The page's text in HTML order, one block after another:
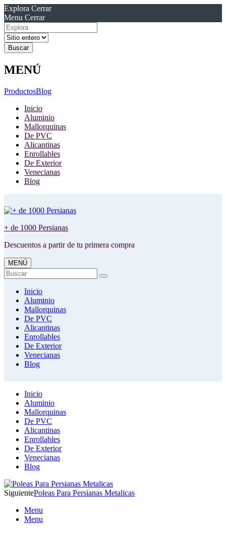
Explora Cerrar
Menu Cerrar
Resultados
para
MENÚ
ProductosBlog
Inicio
Aluminio
Mallorquinas
De PVC
Alicantinas
Enrollables
De Exterior
Venecianas
Blog
+ de 1000 Persianas
Descuentos a partir de tu primera compra
MENÚ
Buscar
Inicio
Aluminio
Mallorquinas
De PVC
Alicantinas
Enrollables
De Exterior
Venecianas
Blog
Inicio
Aluminio
Mallorquinas
De PVC
Alicantinas
Enrollables
De Exterior
Venecianas
Blog
SiguientePoleas Para Persianas Metalicas
Menu
Menu